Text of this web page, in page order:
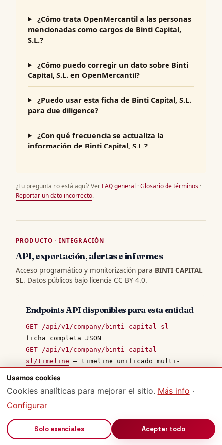
¿Cómo trata OpenMercantil a las personas
mencionadas como cargos de Binti Capital,
S.L.?
¿Cómo puedo corregir un dato sobre Binti
Capital, S.L. en OpenMercantil?
¿Puedo usar esta ficha de Binti Capital, S.L.
para due diligence?
¿Con qué frecuencia se actualiza la
información de Binti Capital, S.L.?
¿Tu pregunta no está aquí? Ver FAQ general ·Glosario de términos ·
Reportar un dato incorrecto.
PRODUCTO · INTEGRACIÓN
API, exportación, alertas e informes
Acceso programático y monitorización para BINTI CAPITAL
SL. Datos públicos bajo licencia CC BY 4.0.
Endpoints API disponibles para esta entidad
GET /api/v1/company/binti-capital-sl
—
ficha completa JSON
GET /api/v1/company/binti-capital-
sl/timeline — timeline unificado multi-
— eventos BORME paginados
GET /api/v1/company/binti-capital-
sl/officers— cargos documentales
GET /api/v1/company/binti-capital-
sl/contracts— contratos PLACSP
Usamos cookies
Cookies analíticas para mejorar el sitio. Más info ·
Configurar
Solo esenciales Aceptar todo